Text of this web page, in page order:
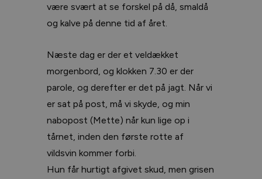
være svært at se forskel på då, smaldå
og kalve på denne tid af året.
Næste dag er der et veldækket
morgenbord, og klokken 7.30 er der
parole, og derefter er det på jagt. Når vi
er sat på post, må vi skyde, og min
nabopost (Mette) når kun lige op i
tårnet, inden den første rotte af
vildsvin kommer forbi.
Hun får hurtigt afgivet skud, men grisen